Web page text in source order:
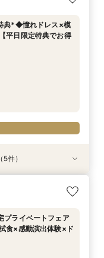
験♪常陸牛と旬のお魚
っくり伺い専属プラ
典*◆憧れドレス×模
平日限定特典でお得
◎】オンラインで会
式＆会食Newプラ
談会＆試食×予算相
！《会場選び&見積
会場見学&「和」の
理の贅沢食べ比べ
ンナーがご提案♪
件）
プライベートフェア
食×感動演出体験×ド